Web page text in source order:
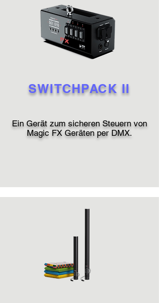
SWITCHPACK II
Ein Gerät zum sicheren Steuern von
Magic FX Geräten per DMX.